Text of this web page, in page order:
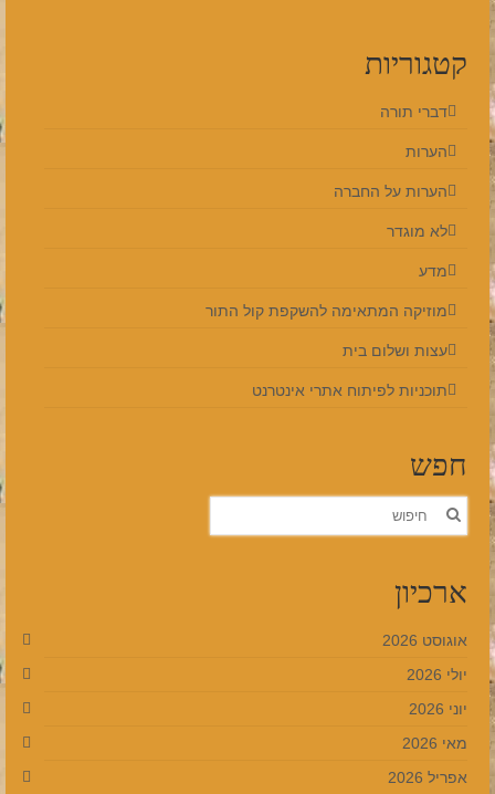
קטגוריות
דברי תורה
הערות
הערות על החברה
לא מוגדר
מדע
מוזיקה המתאימה להשקפת קול התור
עצות ושלום בית
תוכניות לפיתוח אתרי אינטרנט
חפש
חפש
ארכיון
אוגוסט 2026
יולי 2026
יוני 2026
מאי 2026
אפריל 2026